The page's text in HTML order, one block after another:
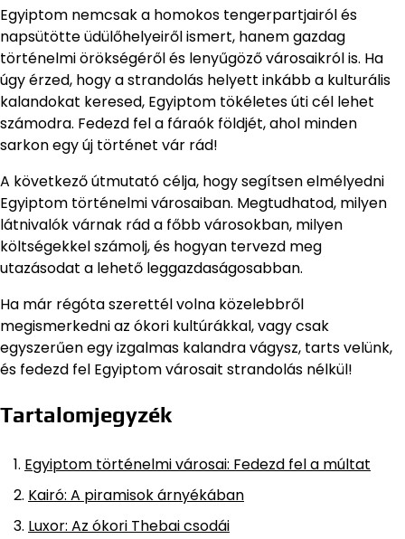
Egyiptom nemcsak a homokos tengerpartjairól és
napsütötte üdülőhelyeiről ismert, hanem gazdag
történelmi örökségéről és lenyűgöző városaikról is. Ha
úgy érzed, hogy a strandolás helyett inkább a kulturális
kalandokat keresed, Egyiptom tökéletes úti cél lehet
számodra. Fedezd fel a fáraók földjét, ahol minden
sarkon egy új történet vár rád!
A következő útmutató célja, hogy segítsen elmélyedni
Egyiptom történelmi városaiban. Megtudhatod, milyen
látnivalók várnak rád a főbb városokban, milyen
költségekkel számolj, és hogyan tervezd meg
utazásodat a lehető leggazdaságosabban.
Ha már régóta szerettél volna közelebbről
megismerkedni az ókori kultúrákkal, vagy csak
egyszerűen egy izgalmas kalandra vágysz, tarts velünk,
és fedezd fel Egyiptom városait strandolás nélkül!
Tartalomjegyzék
Egyiptom történelmi városai: Fedezd fel a múltat
Kairó: A piramisok árnyékában
Luxor: Az ókori Thebai csodái